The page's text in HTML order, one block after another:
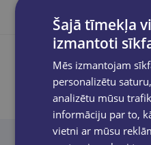
Produkta
Šajā tīmekļa
izmantoti
Mēs izmantojam
personalizētu
analizētu mūsu
informāciju par to,
vietni ar mūsu